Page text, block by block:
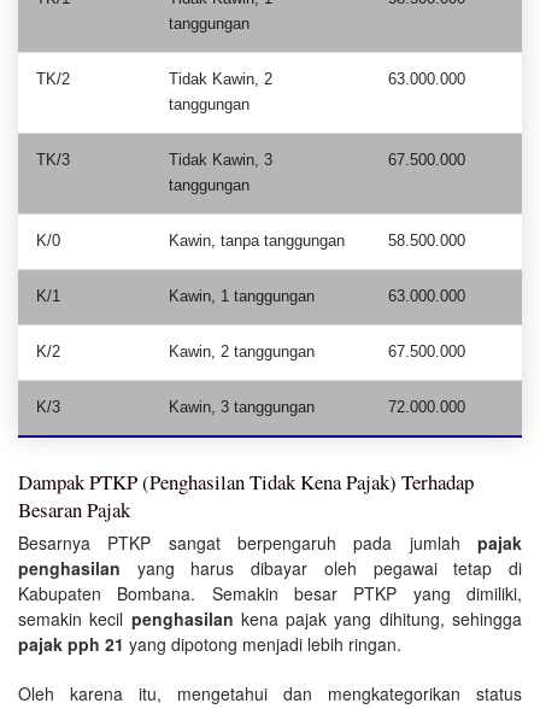
tanggungan
TK/2
Tidak Kawin, 2
tanggungan
63.000.000
TK/3
Tidak Kawin, 3
tanggungan
67.500.000
K/0 Kawin, tanpa tanggungan 58.500.000
K/1 Kawin, 1 tanggungan 63.000.000
K/2 Kawin, 2 tanggungan 67.500.000
K/3 Kawin, 3 tanggungan 72.000.000
Dampak PTKP (Penghasilan Tidak Kena Pajak) Terhadap
Besaran Pajak
Besarnya PTKP sangat berpengaruh pada jumlah pajak
penghasilan yang harus dibayar oleh pegawai tetap di
Kabupaten Bombana. Semakin besar PTKP yang dimiliki,
semakin kecil penghasilan kena pajak yang dihitung, sehingga
pajak pph 21 yang dipotong menjadi lebih ringan.
Oleh karena itu, mengetahui dan mengkategorikan status